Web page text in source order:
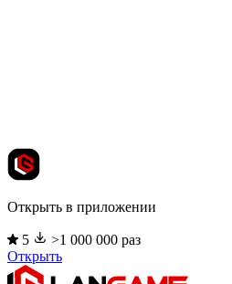
Открыть в приложении
5
>1 000 000 раз
Открыть